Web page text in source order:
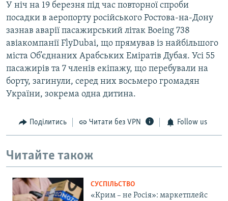
У ніч на 19 березня під час повторної спроби
посадки в аеропорту російського Ростова-на-Дону
зазнав аварії пасажирський літак Boeing 738
авіакомпанії FlyDubai, що прямував із найбільшого
міста Об’єднаних Арабських Еміратів Дубая. Усі 55
пасажирів та 7 членів екіпажу, що перебували на
борту, загинули, серед них восьмеро громадян
України, зокрема одна дитина.
Поділитись Читати без VPN Follow us
Читайте також
СУСПІЛЬСТВО
«Крим – не Росія»: маркетплейс